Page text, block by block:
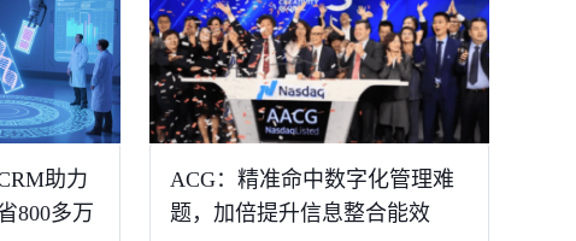
助力
800多万
ACG：精准命中数字化管理难
题，加倍提升信息整合能效